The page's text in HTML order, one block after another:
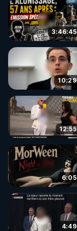
3:46:45
10:29
12:55
6:05
4:49